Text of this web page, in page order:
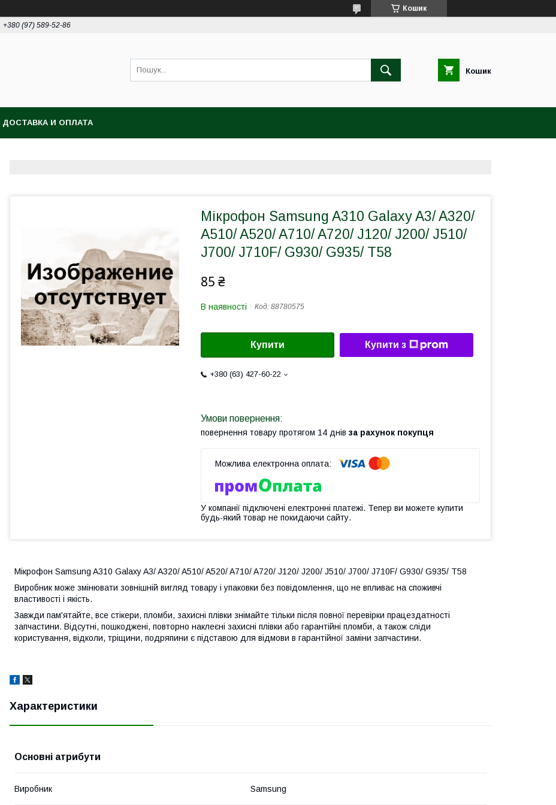
Кошик
+380 (97) 589-52-86
Кошик
ДОСТАВКА И ОПЛАТА
Мікрофон Samsung A310 Galaxy A3/ A320/
A510/ A520/ A710/ A720/ J120/ J200/ J510/
J700/ J710F/ G930/ G935/ T58
85 ₴
В наявності Код: 88780575
Купити Купити з
+380 (63) 427-60-22
повернення товару протягом 14 днів за рахунок покупця
У компанії підключені електронні платежі. Тепер ви можете купити
будь-який товар не покидаючи сайту.
Мікрофон Samsung A310 Galaxy A3/ A320/ A510/ A520/ A710/ A720/ J120/ J200/ J510/ J700/ J710F/ G930/ G935/ T58
Виробник може змінювати зовнішній вигляд товару і упаковки без повідомлення, що не впливає на споживчі
властивості і якість.
Завжди пам'ятайте, все стікери, пломби, захисні плівки знімайте тільки після повної перевірки працездатності
запчастини. Відсутні, пошкоджені, повторно наклеєні захисні плівки або гарантійні пломби, а також сліди
користування, відколи, тріщини, подряпини є підставою для відмови в гарантійної заміни запчастини.
Характеристики
Основні атрибути
Виробник Samsung